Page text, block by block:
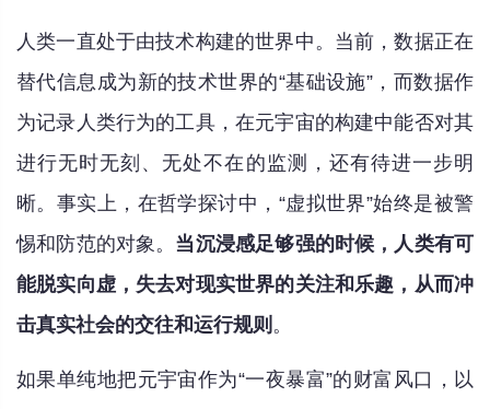
人类一直处于由技术构建的世界中。当前，数据正在
替代信息成为新的技术世界的“基础设施”，而数据作
为记录人类行为的工具，在元宇宙的构建中能否对其
进行无时无刻、无处不在的监测，还有待进一步明
晰。事实上，在哲学探讨中，“虚拟世界”始终是被警
惕和防范的对象。 当沉浸感足够强的时候，人类有可
能脱实向虚，失去对现实世界的关注和乐趣，从而冲
击真实社会的交往和运行规则 。
如果单纯地把元宇宙作为“一夜暴富”的财富风口，以